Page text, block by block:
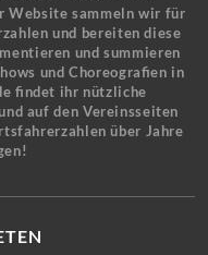
Website sammeln wir für
und bereiten diese
und summieren
und Choreografien in
findet ihr nützliche
auf den Vereinsseiten
über Jahre